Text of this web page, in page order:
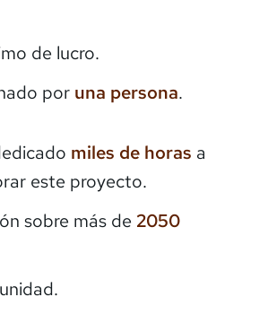
de lucro.
por una persona.
miles de horas a
este proyecto.
sobre más de 2050